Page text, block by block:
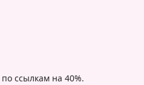
ссылкам на 40%.